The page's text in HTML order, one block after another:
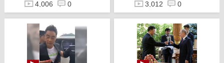
《红日》
4,006 0 3,012 0